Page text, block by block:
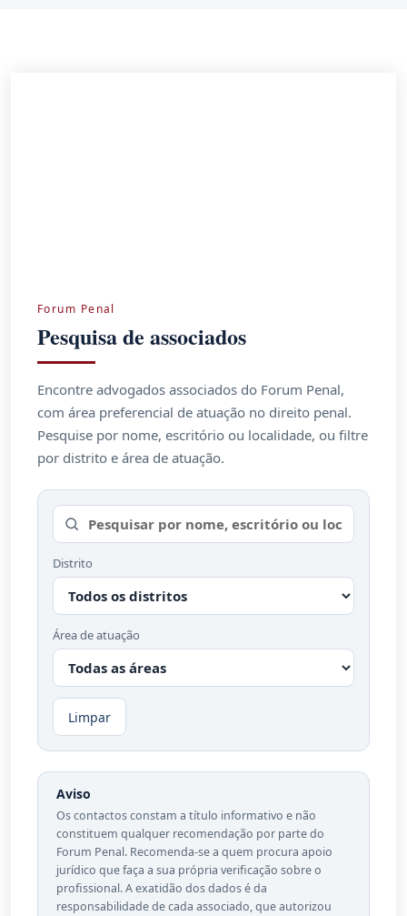
Forum Penal
Pesquisa de associados
Encontre advogados associados do Forum Penal,
com área preferencial de atuação no direito penal.
Pesquise por nome, escritório ou localidade, ou filtre
por distrito e área de atuação.
Distrito
Área de atuação
Limpar
Aviso
Os contactos constam a título informativo e não
constituem qualquer recomendação por parte do
Forum Penal. Recomenda-se a quem procura apoio
jurídico que faça a sua própria verificação sobre o
profissional. A exatidão dos dados é da
responsabilidade de cada associado, que autorizou